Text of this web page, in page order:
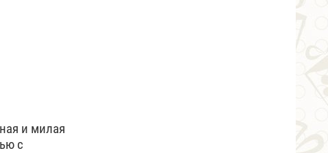
и милая
с